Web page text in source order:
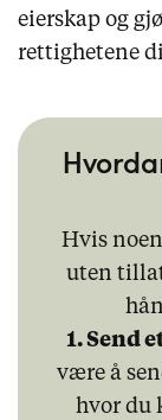
eierskap og
rettighetene
Hvis
uten
1. Send
være å
hvor du